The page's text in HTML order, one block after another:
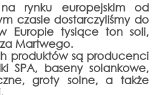
rynku europejskim od
czasie dostarczyliśmy do
Europie tysiące ton soli,
Martwego.
produktów są producenci
SPA, baseny solankowe,
groty solne, a także